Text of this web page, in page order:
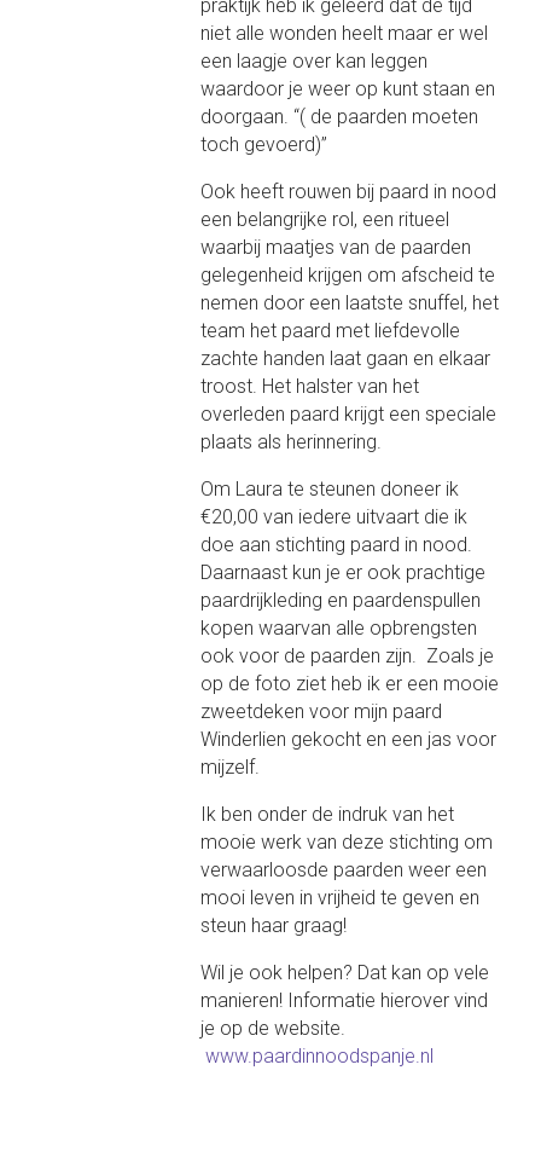
praktijk heb ik geleerd dat de tijd
niet alle wonden heelt maar er wel
een laagje over kan leggen
waardoor je weer op kunt staan en
doorgaan. “( de paarden moeten
toch gevoerd)”
Ook heeft rouwen bij paard in nood
een belangrijke rol, een ritueel
waarbij maatjes van de paarden
gelegenheid krijgen om afscheid te
nemen door een laatste snuffel, het
team het paard met liefdevolle
zachte handen laat gaan en elkaar
troost. Het halster van het
overleden paard krijgt een speciale
plaats als herinnering.
Om Laura te steunen doneer ik
€20,00 van iedere uitvaart die ik
doe aan stichting paard in nood.
Daarnaast kun je er ook prachtige
paardrijkleding en paardenspullen
kopen waarvan alle opbrengsten
ook voor de paarden zijn. Zoals je
op de foto ziet heb ik er een mooie
zweetdeken voor mijn paard
Winderlien gekocht en een jas voor
mijzelf.
Ik ben onder de indruk van het
mooie werk van deze stichting om
verwaarloosde paarden weer een
mooi leven in vrijheid te geven en
steun haar graag!
Wil je ook helpen? Dat kan op vele
manieren! Informatie hierover vind
je op de website.
www.paardinnoodspanje.nl